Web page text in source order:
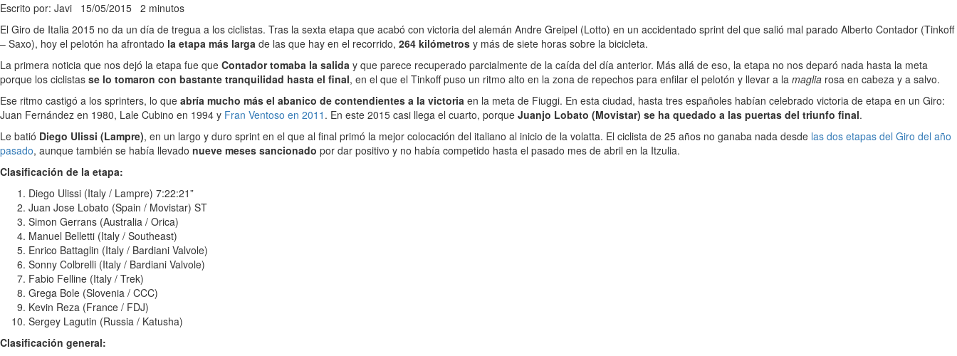
Escrito por: Javi 15/05/2015 2 minutos
El Giro de Italia 2015 no da un día de tregua a los ciclistas. Tras la sexta etapa que acabó con victoria del alemán Andre Greipel (Lotto) en un accidentado sprint del que salió mal parado Alberto Contador (Tinkoff
– Saxo), hoy el pelotón ha afrontado la etapa más larga de las que hay en el recorrido, 264 kilómetros y más de siete horas sobre la bicicleta.
La primera noticia que nos dejó la etapa fue que Contador tomaba la salida y que parece recuperado parcialmente de la caída del día anterior. Más allá de eso, la etapa no nos deparó nada hasta la meta
porque los ciclistas se lo tomaron con bastante tranquilidad hasta el final, en el que el Tinkoff puso un ritmo alto en la zona de repechos para enfilar el pelotón y llevar a la maglia rosa en cabeza y a salvo.
Ese ritmo castigó a los sprinters, lo que abría mucho más el abanico de contendientes a la victoria en la meta de Fiuggi. En esta ciudad, hasta tres españoles habían celebrado victoria de etapa en un Giro:
Juan Fernández en 1980, Lale Cubino en 1994 y Fran Ventoso en 2011 . En este 2015 casi llega el cuarto, porque Juanjo Lobato (Movistar) se ha quedado a las puertas del triunfo final.
Le batió Diego Ulissi (Lampre), en un largo y duro sprint en el que al final primó la mejor colocación del italiano al inicio de la volatta. El ciclista de 25 años no ganaba nada desde las dos etapas del Giro del año
pasado, aunque también se había llevado nueve meses sancionado por dar positivo y no había competido hasta el pasado mes de abril en la Itzulia.
Clasificación de la etapa:
Diego Ulissi (Italy / Lampre) 7:22:21”
Juan Jose Lobato (Spain / Movistar) ST
Simon Gerrans (Australia / Orica)
Manuel Belletti (Italy / Southeast)
Enrico Battaglin (Italy / Bardiani Valvole)
Sonny Colbrelli (Italy / Bardiani Valvole)
Fabio Felline (Italy / Trek)
Grega Bole (Slovenia / CCC)
Kevin Reza (France / FDJ)
Sergey Lagutin (Russia / Katusha)
Clasificación general: